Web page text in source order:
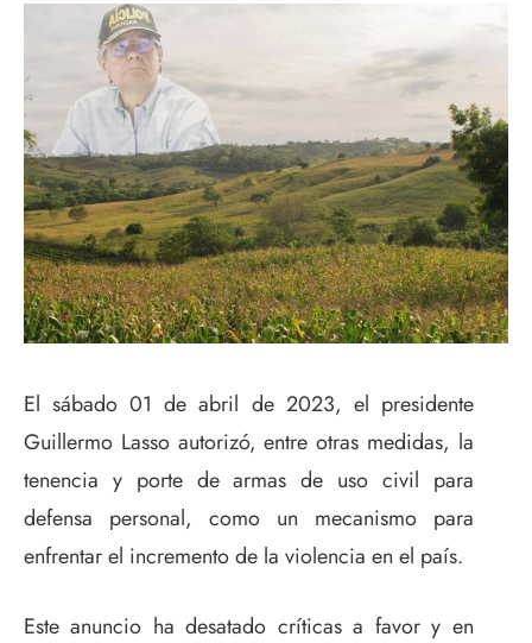
El sábado 01 de abril de 2023, el presidente
Guillermo Lasso autorizó, entre otras medidas, la
tenencia y porte de armas de uso civil para
defensa personal, como un mecanismo para
enfrentar el incremento de la violencia en el país.
Este anuncio ha desatado críticas a favor y en